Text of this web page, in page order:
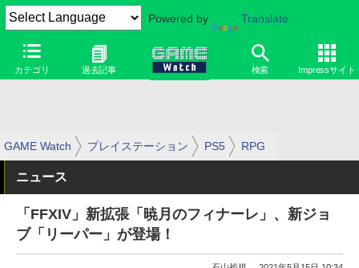
Powered by Translate
カテゴリ 過去記事 検索 Impressサイト
GAME Watch プレイステーション PS5 RPG
ニュース
「FFXIV」新拡張「暁月のフィナーレ」、新ジョ
ブ「リーパー」が登場！